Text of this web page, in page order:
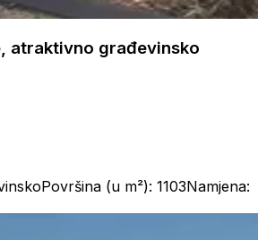
atraktivno građevinsko
Površina (u m²): 1103Namjena: